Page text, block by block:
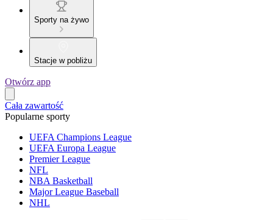
Sporty na żywo
Stacje w pobliżu
Otwórz app
Cała zawartość
Popularne sporty
UEFA Champions League
UEFA Europa League
Premier League
NFL
NBA Basketball
Major League Baseball
NHL